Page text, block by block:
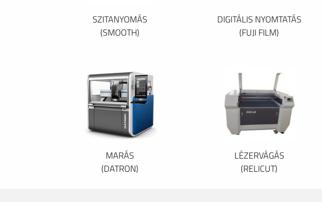
SZITANYOMÁS
(SMOOTH)
DIGITÁLIS NYOMTATÁS
(FUJI FILM)
MARÁS
(DATRON)
LÉZERVÁGÁS
(RELICUT)